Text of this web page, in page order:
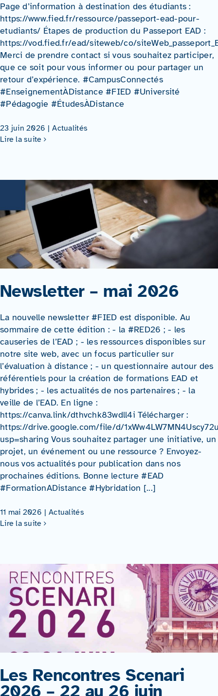
Page d’information à destination des étudiants :
https://www.fied.fr/ressource/passeport-ead-pour-
etudiants/ Étapes de production du Passeport EAD :
https://vod.fied.fr/ead/siteweb/co/
Merci de prendre contact si vous souhaitez participer,
que ce soit pour vous informer ou pour partager un
retour d’expérience. #CampusConnectés
#EnseignementÀDistance #FIED #Université
#Pédagogie #ÉtudesÀDistance
23 juin 2026 | Actualités
Lire la suite
Newsletter – mai 2026
La nouvelle newsletter #FIED est disponible. Au
sommaire de cette édition : - la #RED26 ; - les
causeries de l’EAD ; - les ressources disponibles sur
notre site web, avec un focus particulier sur
l’évaluation à distance ; - un questionnaire autour des
référentiels pour la création de formations EAD et
hybrides ; - les actualités de nos partenaires ; - la
veille de l’EAD. En ligne :
https://canva.link/dthvchk83wdll4i Télécharger :
https://drive.google.com/file/d/
usp=sharing Vous souhaitez partager une initiative, un
projet, un événement ou une ressource ? Envoyez-
nous vos actualités pour publication dans nos
prochaines éditions. Bonne lecture #EAD
#FormationADistance #Hybridation [...]
11 mai 2026 | Actualités
Lire la suite
Les Rencontres Scenari
2026 – 22 au 26 juin